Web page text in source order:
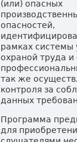
(или) опасных
опасностей,
рамках системы
охраной труда и
так же
контроля за
данных
Программа
для